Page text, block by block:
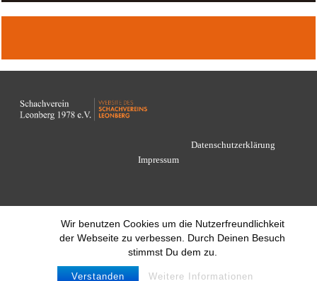
Wir benutzen Cookies um die Nutzerfreundlichkeit
der Webseite zu verbessen. Durch Deinen Besuch
stimmst Du dem zu.
Verstanden Weitere Informationen
Datenschutzerklärung
Impressum
© 2021 Schachverein Leonberg